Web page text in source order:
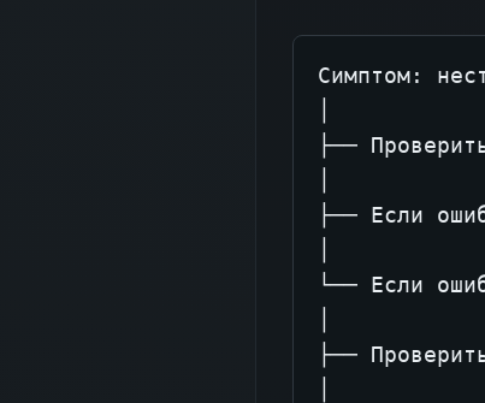
Симптом:
├──
├── Если
└── Если
├──